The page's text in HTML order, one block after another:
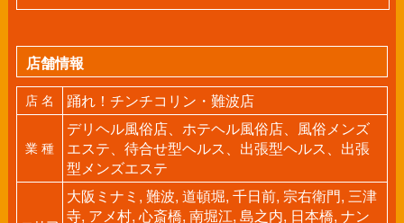
店舗情報
店 名 踊れ！チンチコリン・難波店
業 種
デリヘル風俗店、ホテヘル風俗店、風俗メンズ
エステ、待合せ型ヘルス、出張型ヘルス、出張
型メンズエステ
大阪ミナミ, 難波, 道頓堀, 千日前, 宗右衛門, 三津
寺, アメ村, 心斎橋, 南堀江, 島之内, 日本橋, ナン